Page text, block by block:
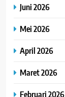
Juni 2026
Mei 2026
April 2026
Maret 2026
Februari 2026